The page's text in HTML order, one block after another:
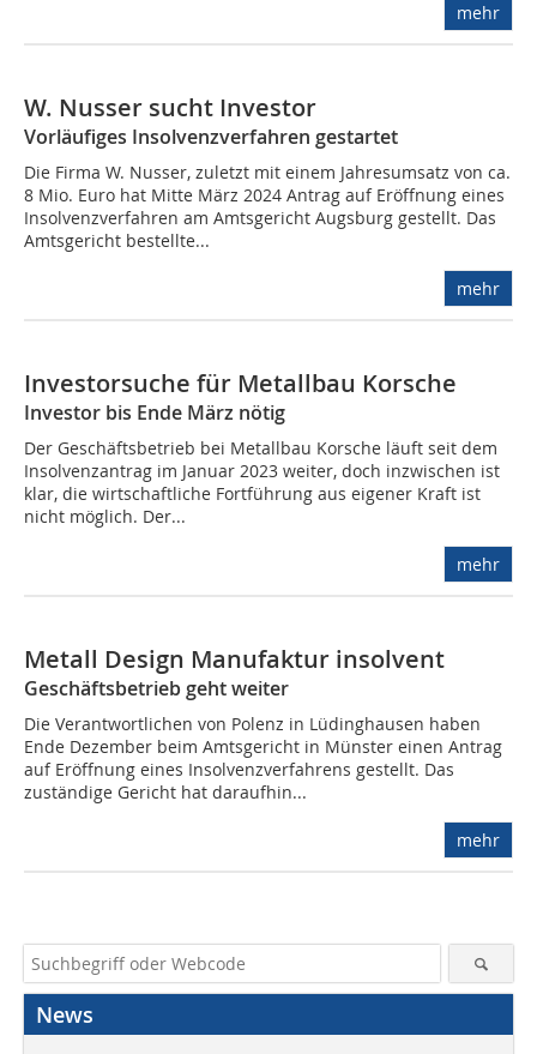
mehr
W. Nusser sucht Investor
Vorläufiges Insolvenzverfahren gestartet
Die Firma W. Nusser, zuletzt mit einem Jahresumsatz von ca.
8 Mio. Euro hat Mitte März 2024 Antrag auf Eröffnung eines
Insolvenzverfahren am Amtsgericht Augsburg gestellt. Das
Amtsgericht bestellte...
mehr
Investorsuche für Metallbau Korsche
Investor bis Ende März nötig
Der Geschäftsbetrieb bei Metallbau Korsche läuft seit dem
Insolvenzantrag im Januar 2023 weiter, doch inzwischen ist
klar, die wirtschaftliche Fortführung aus eigener Kraft ist
nicht möglich. Der...
mehr
Metall Design Manufaktur insolvent
Geschäftsbetrieb geht weiter
Die Verantwortlichen von Polenz in Lüdinghausen haben
Ende Dezember beim Amtsgericht in Münster einen Antrag
auf Eröffnung eines Insolvenzverfahrens gestellt. Das
zuständige Gericht hat daraufhin...
mehr
News